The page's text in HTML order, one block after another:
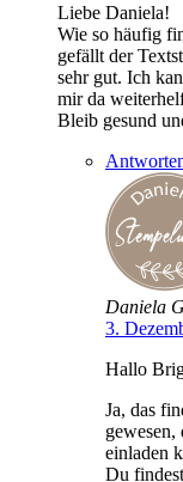
Liebe Daniela!
Wie so häufig
gefällt der
sehr gut. Ich
mir da
Bleib gesund
Daniela
3.
Hallo
Ja, das
einladen
Du